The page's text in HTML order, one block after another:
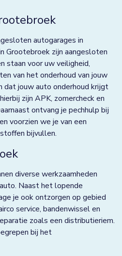
autogarages in
Grootebroek zijn aangesloten
staan voor uw veiligheid,
van het onderhoud van jouw
dat jouw auto onderhoud krijgt
zijn APK, zomercheck en
ontvang je pechhulp bij
voorzien we je van een
bijvullen.
diverse werkzaamheden
Naast het lopende
je ook ontzorgen op gebied
service, bandenwissel en
zoals een distributieriem.
bij het